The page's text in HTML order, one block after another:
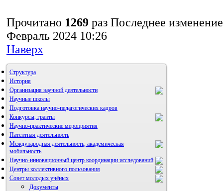
Прочитано 1269 раз Последнее
Февраль 2024 10:26
Наверх
Структура
История
Организация научной деятельности
Научные школы
Подготовка научно-педагогических кадров
Конкурсы, гранты
Научно-практические мероприятия
Патентная деятельность
Международная деятельность, академическая
мобильность
Научно-инновационный центр координации исследований
НИИ микрохирургии и клинической анатомии
Центры коллективного пользования
Совет молодых учёных
Документы